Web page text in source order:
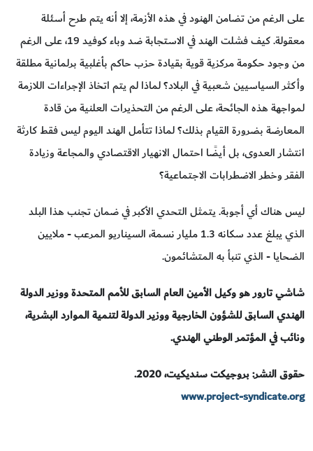
على الرغم من تضامن الهنود في هذه الأزمة، إلا أنه يتم طرح أسئلة
معقولة. كيف فشلت الهند في الاستجابة ضد وباء كوفيد 19، على الرغم
من وجود حكومة مركزية قوية بقيادة حزب حاكم بأغلبية برلمانية مطلقة
وأكثر السياسيين شعبية في البلاد؟ لماذا لم يتم اتخاذ الإجراءات اللازمة
لمواجهة هذه الجائحة، على الرغم من التحذيرات العلنية من قادة
المعارضة بضرورة القيام بذلك؟ لماذا تتأمل الهند اليوم ليس فقط كارثة
انتشار العدوى، بل أيضًا احتمال الانهيار الاقتصادي والمجاعة وزيادة
الفقر وخطر الاضطرابات الاجتماعية؟
ليس هناك أي أجوبة. يتمثل التحدي الأكبر في ضمان تجنب هذا البلد
الذي يبلغ عدد سكانه 1.3 مليار نسمة، السيناريو المرعب - ملايين
الضحايا - الذي تنبأ به المتشائمون.
شاشي تارور هو وكيل الأمين العام السابق للأمم المتحدة ووزير الدولة
الهندي السابق للشؤون الخارجية ووزير الدولة لتنمية الموارد البشرية،
ونائب في المؤتمر الوطني الهندي.
حقوق النشر: بروجيكت سنديكيت،2020
.
www.project-syndicate.org